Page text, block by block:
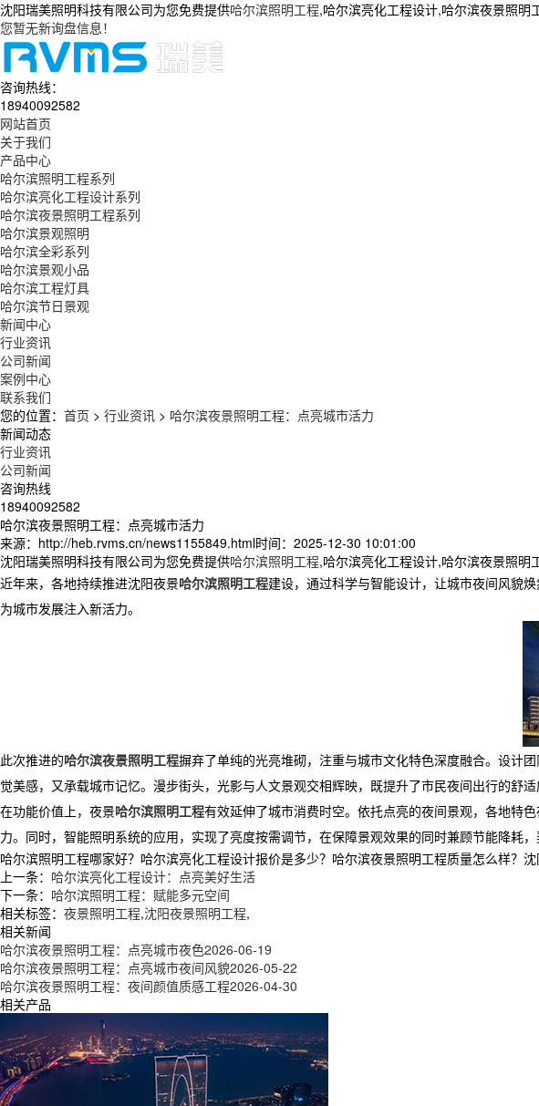
沈阳瑞美照明科技有限公司为您免费提供哈尔滨照明工程,哈尔滨亮化工程设计,哈尔滨夜景照明
您暂无新询盘信息！
咨询热线：
18940092582
网站首页
关于我们
产品中心
哈尔滨照明工程系列
哈尔滨亮化工程设计系列
哈尔滨夜景照明工程系列
哈尔滨景观照明
哈尔滨全彩系列
哈尔滨景观小品
哈尔滨工程灯具
哈尔滨节日景观
新闻中心
行业资讯
公司新闻
案例中心
联系我们
您的位置： 首页 > 行业资讯 > 哈尔滨夜景照明工程：点亮城市活力
新闻动态
行业资讯
公司新闻
咨询热线
18940092582
哈尔滨夜景照明工程：点亮城市活力
来源：http://heb.rvms.cn/news1155849.html时间：2025-12-30 10:01:00
沈阳瑞美照明科技有限公司为您免费提供哈尔滨照明工程,哈尔滨亮化工程设计,哈尔滨夜景照明
近年来，各地持续推进沈阳夜景哈尔滨照明工程建设，通过科学与智能设计，让城市夜间风貌
为城市发展注入新活力。
此次推进的哈尔滨夜景照明工程摒弃了单纯的光亮堆砌，注重与城市文化特色深度融合。设计
觉美感，又承载城市记忆。漫步街头，光影与人文景观交相辉映，既提升了市民夜间出行的舒
在功能价值上，夜景哈尔滨照明工程有效延伸了城市消费时空。依托点亮的夜间景观，各地特
力。同时，智能照明系统的应用，实现了亮度按需调节，在保障景观效果的同时兼顾节能降耗，
哈尔滨照明工程哪家好？哈尔滨亮化工程设计报价是多少？哈尔滨夜景照明工程质量怎么样
上一条： 哈尔滨亮化工程设计：点亮美好生活
下一条： 哈尔滨照明工程：赋能多元空间
相关标签： 夜景照明工程,沈阳夜景照明工程,
相关新闻
哈尔滨夜景照明工程：点亮城市夜色2026-06-19
哈尔滨夜景照明工程：点亮城市夜间风貌2026-05-22
哈尔滨夜景照明工程：夜间颜值质感工程2026-04-30
相关产品